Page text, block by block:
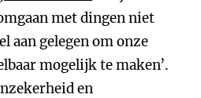
met dingen niet
aan gelegen om onze
mogelijk te maken’.
en